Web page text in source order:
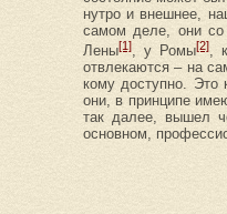
нутро и внешнее,
самом деле, они со
Лены[1], у Ромы[2],
отвлекаются – на
кому доступно. Это
они, в принципе
так далее, вышел
основном,